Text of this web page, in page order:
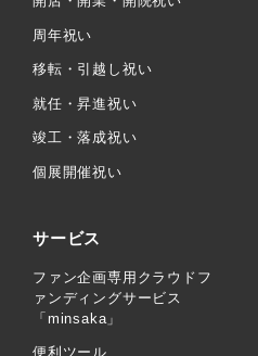
周年祝い
移転・引越し祝い
就任・昇進祝い
竣工・落成祝い
個展開催祝い
サービス
ファン企画専用クラウドフ
ァンディングサービス
「minsaka」
便利ツール